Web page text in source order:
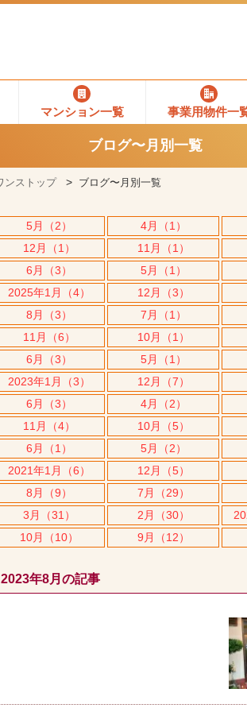
マンション一覧 事業用物件一
ブログ〜月別一覧
ンストップ ブログ〜月別一覧
5月（2） 4月（1）
12月（1） 11月（1）
6月（3） 5月（1）
2025年1月（4） 12月（3）
8月（3） 7月（1）
11月（6） 10月（1）
6月（3） 5月（1）
2023年1月（3） 12月（7）
6月（3） 4月（2）
11月（4） 10月（5）
6月（1） 5月（2）
2021年1月（6） 12月（5）
8月（9） 7月（29）
3月（31） 2月（30）
10月（10） 9月（12）
2023年8月の記事